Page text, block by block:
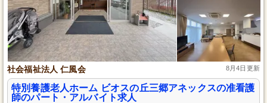
社会福祉法人 仁風会 8月4日更新
特別養護老人ホーム ビオスの丘三郷アネックスの准看護
師のパート・アルバイト求人